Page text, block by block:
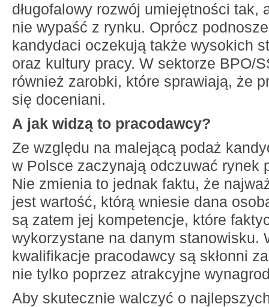
długofalowy rozwój umiejętności tak,
nie wypaść z rynku. Oprócz
kandydaci oczekują także wysokich
oraz kultury pracy. W sektorze BPO/
również zarobki, które sprawiają, że
się doceniani.
A jak widzą to pracodawcy?
Ze względu na malejącą podaż
w Polsce zaczynają odczuwać rynek
Nie zmienia to jednak faktu, że
jest wartość, którą wniesie dana
są zatem jej kompetencje, które
wykorzystane na danym stanowisku.
kwalifikacje pracodawcy są skłonni
nie tylko poprzez atrakcyjne
Aby skutecznie walczyć o